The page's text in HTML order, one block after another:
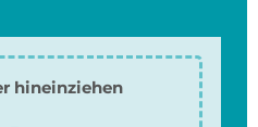
hineinziehen